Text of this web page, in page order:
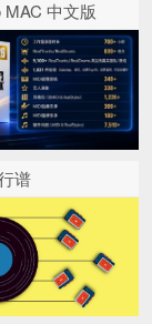
MAC 中文版
谱